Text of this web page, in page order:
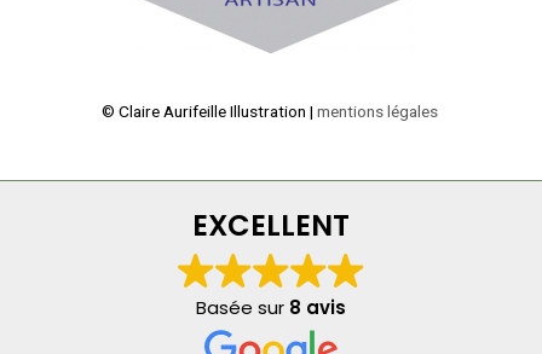
© Claire Aurifeille Illustration | mentions légales
EXCELLENT
Basée sur 8 avis